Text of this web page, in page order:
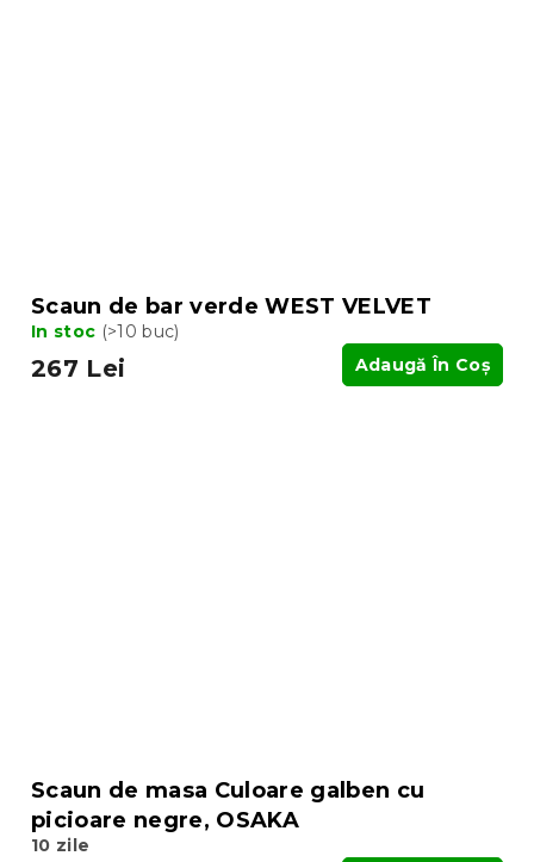
Scaun de bar verde WEST VELVET
In stoc (>10 buc)
267 Lei Adaugă În Coş
Scaun de masa Culoare galben cu
picioare negre, OSAKA
10 zile